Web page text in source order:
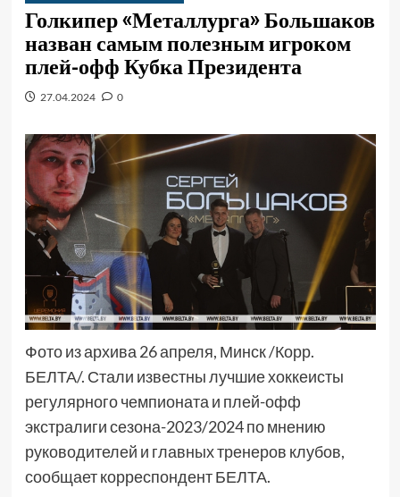
Голкипер «Металлурга» Большаков
назван самым полезным игроком
плей-офф Кубка Президента
27.04.2024 0
Фото из архива 26 апреля, Минск /Корр.
БЕЛТА/. Стали известны лучшие хоккеисты
регулярного чемпионата и плей-офф
экстралиги сезона-2023/2024 по мнению
руководителей и главных тренеров клубов,
сообщает корреспондент БЕЛТА.